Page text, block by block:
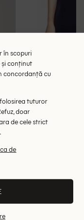
Salopeta
de
în scopuri
conținut
concordanță cu
tuturor
doar
de cele strict
de